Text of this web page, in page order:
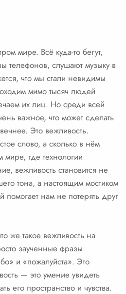
мире. Всё куда-то бегут,
телефонов, слушают музыку в
что мы стали невидимы
мимо тысяч людей
их лиц. Но среди всей
важное, что может сделать
Это вежливость.
слово, а сколько в нём
где технологии
вежливость становится не
тона, а настоящим мостиком
нам не потерять друг
же такое вежливость на
заученные фразы
и «пожалуйста». Это
— это умение увидеть
его пространство и чувства.